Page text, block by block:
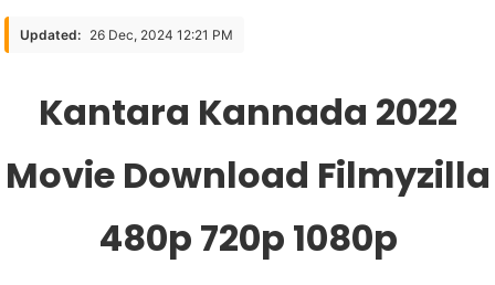
Filmyzilla
720p
1080p
Updated: 26 Dec, 2024 12:21 PM
Kantara Kannada 2022
Movie Download Filmyzilla
480p 720p 1080p